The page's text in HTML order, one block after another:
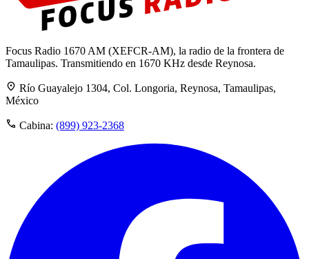
Focus Radio 1670 AM (XEFCR-AM), la radio de la frontera de
Tamaulipas. Transmitiendo en 1670 KHz desde Reynosa.
Río Guayalejo 1304, Col. Longoria, Reynosa, Tamaulipas,
México
Cabina: (899) 923-2368